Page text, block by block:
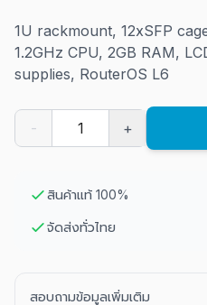
1U rackmount, 12xSFP
1.2GHz CPU, 2GB RAM,
supplies, RouterOS L6
- +
สินค้าแท้ 100%
จัดส่งทั่วไทย
สอบถามข้อมูลเพิ่มเติม